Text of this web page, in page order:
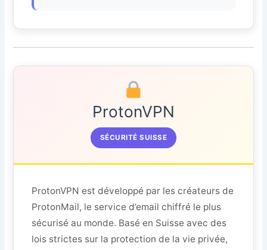
ProtonVPN
SÉCURITÉ SUISSE
ProtonVPN est développé par les créateurs de
ProtonMail, le service d’email chiffré le plus
sécurisé au monde. Basé en Suisse avec des
lois strictes sur la protection de la vie privée,